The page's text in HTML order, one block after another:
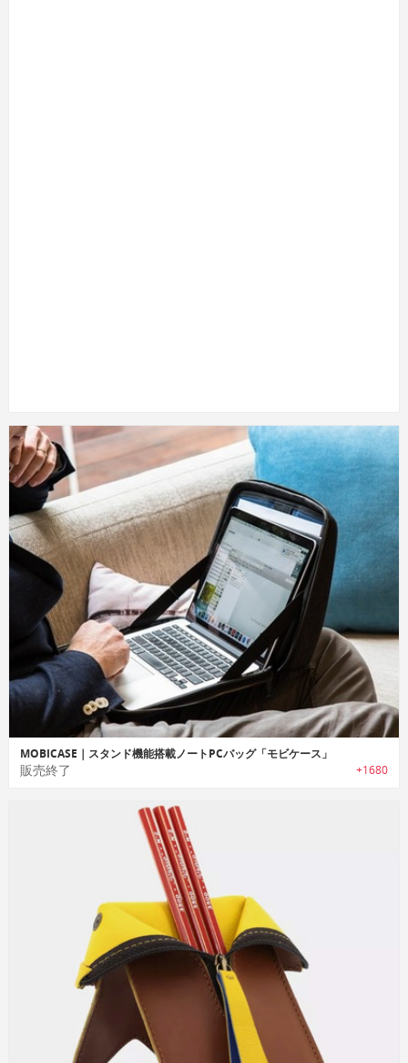
MOBICASE｜スタンド機能搭載ノートPCバッグ「モビケース」
販売終了 +1680